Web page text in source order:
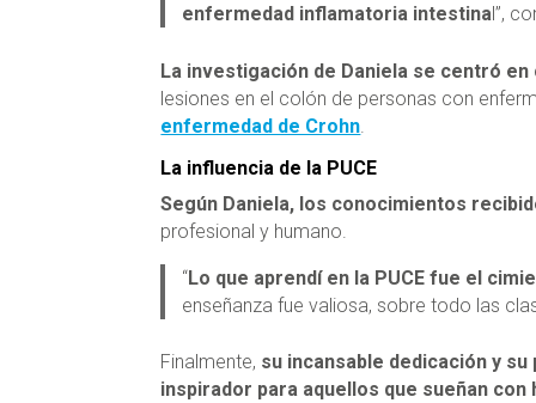
enfermedad inflamatoria intestinal”,
La investigación de Daniela se centró
lesiones en el colón de personas con
enfermedad de Crohn.
La influencia de la PUCE
Según Daniela, los conocimientos
profesional y humano.
“Lo que aprendí en la PUCE fue el
enseñanza fue valiosa, sobre todo las
Finalmente, su incansable dedicación y
inspirador para aquellos que sueñan